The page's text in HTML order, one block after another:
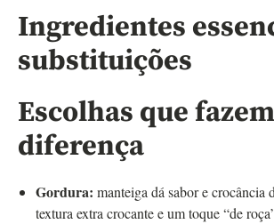
Ingredientes
substituições
Escolhas que fazem
diferença
Gordura: manteiga dá sabor e crocância
textura extra crocante e um toque “de